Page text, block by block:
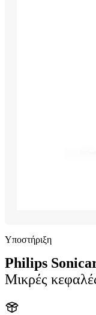
Υποστήριξη
Philips
Μικρές